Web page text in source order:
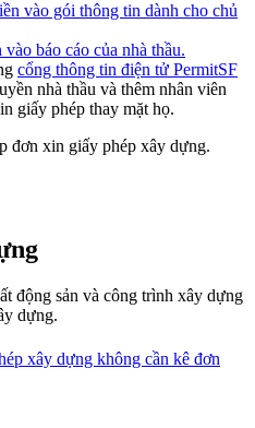
vào gói thông tin dành cho chủ
vào báo cáo của nhà thầu.
cổng thông tin điện tử PermitSF
nhà thầu và thêm nhân viên
giấy phép thay mặt họ.
đơn xin giấy phép xây dựng.
động sản và công trình xây dựng
dựng.
xây dựng không cần kê đơn